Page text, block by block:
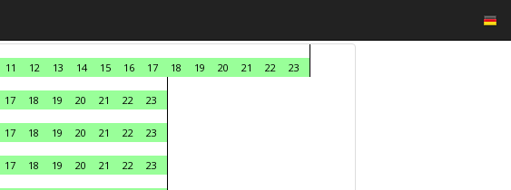
11 12 13 14 15 16 17 18 19 20 21 22
23
17 18 19 20 21 22
23
17 18 19 20 21 22
23
17 18 19 20 21 22
23